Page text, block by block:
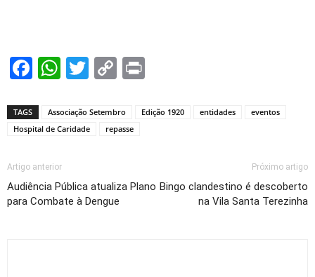
Facebook
WhatsApp
TwitterCopy
TAGS Associação Setembro Edição 1920 entidades
eventos
Hospital de Caridade
repasse
Artigo anterior
Audiência Pública atualiza Plano
para Combate à Dengue
Próximo artigo
Bingo clandestino é descoberto
na Vila Santa Terezinha